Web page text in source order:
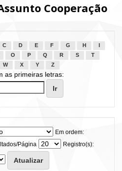
Cooperação
C D E F G H
O P Q R S
T
W X Y Z
as primeiras letras:
Em ordem:
Página
Registro(s):